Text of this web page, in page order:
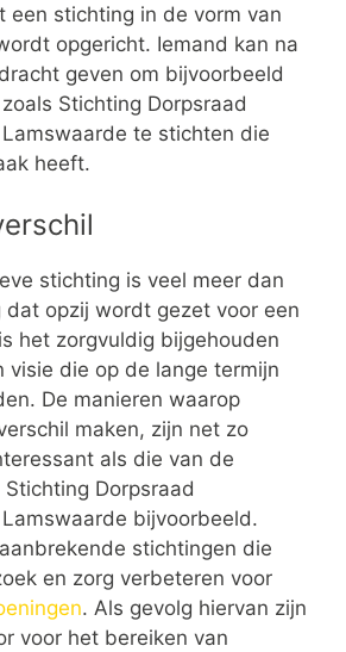
een stichting in de vorm van
opgericht. Iemand kan na
geven om bijvoorbeeld
Stichting Dorpsraad
te stichten die
heeft.
stichting is veel meer dan
dat opzij wordt gezet voor een
het zorgvuldig bijgehouden
visie die op de lange termijn
De manieren waarop
maken, zijn net zo
als die van de
Dorpsraad
bijvoorbeeld.
stichtingen die
en zorg verbeteren voor
. Als gevolg hiervan zijn
voor het bereiken van